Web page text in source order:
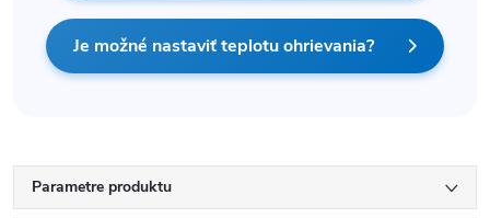
Je možné nastaviť teplotu ohrievania?
Parametre produktu